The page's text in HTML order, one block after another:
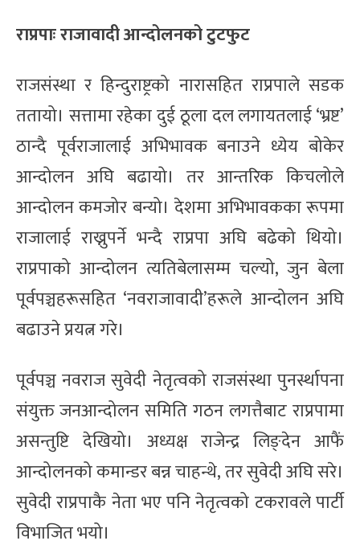
राप्रपाः राजावादी आन्दोलनको टुटफुट
राजसंस्था र हिन्दुराष्ट्रको नारासहित राप्रपाले सडक
ततायो। सत्तामा रहेका दुई ठूला दल लगायतलाई ‘भ्रष्ट’
ठान्दै पूर्वराजालाई अभिभावक बनाउने ध्येय बोकेर
आन्दोलन अघि बढायो। तर आन्तरिक किचलोले
आन्दोलन कमजोर बन्यो। देशमा अभिभावकका रूपमा
राजालाई राख्नुपर्ने भन्दै राप्रपा अघि बढेको थियो।
राप्रपाको आन्दोलन त्यतिबेलासम्म चल्यो, जुन बेला
पूर्वपञ्चहरूसहित ‘नवराजावादी’हरूले आन्दोलन अघि
बढाउने प्रयत्न गरे।
पूर्वपञ्च नवराज सुवेदी नेतृत्वको राजसंस्था पुनर्स्थापना
संयुक्त जनआन्दोलन समिति गठन लगत्तैबाट राप्रपामा
असन्तुष्टि देखियो। अध्यक्ष राजेन्द्र लिङ्देन आफैं
आन्दोलनको कमान्डर बन्न चाहन्थे, तर सुवेदी अघि सरे।
सुवेदी राप्रपाकै नेता भए पनि नेतृत्वको टकरावले पार्टी
विभाजित भयो।